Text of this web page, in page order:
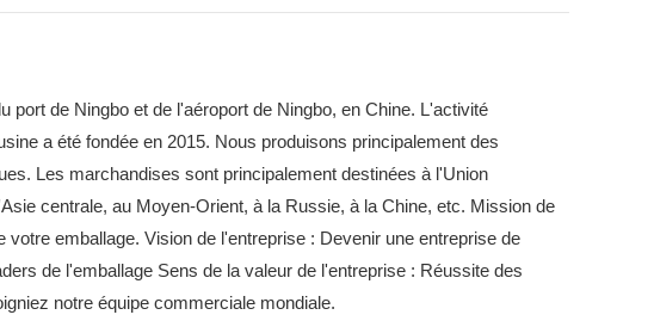
de Ningbo et de l'aéroport de Ningbo, en Chine. L'activité
a été fondée en 2015. Nous produisons principalement des
Les marchandises sont principalement destinées à l'Union
centrale, au Moyen-Orient, à la Russie, à la Chine, etc. Mission de
emballage. Vision de l'entreprise : Devenir une entreprise de
de l'emballage Sens de la valeur de l'entreprise : Réussite des
vous rejoigniez notre équipe commerciale mondiale.